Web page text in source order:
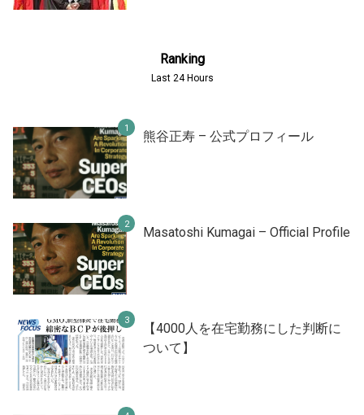
Ranking
Last 24 Hours
熊谷正寿 – 公式プロフィール
Masatoshi Kumagai – Official Profile
【4000人を在宅勤務にした判断に
ついて】